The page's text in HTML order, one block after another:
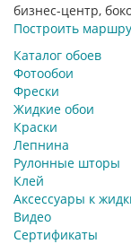
бизнес-центр,
Построить
Каталог обоев
Фотообои
Фрески
Жидкие обои
Краски
Лепнина
Рулонные шторы
Клей
Аксессуары к
Видео
Сертификаты